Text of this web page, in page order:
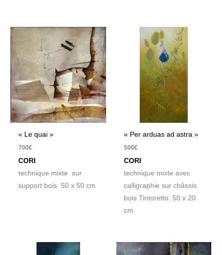
« Le quai »
700€
CORI
technique mixte sur
support bois 50 x 50 cm
« Per arduas ad astra »
500€
CORI
technique mixte avec
calligraphie sur châssis
bois Tintoretto 50 x 20
cm